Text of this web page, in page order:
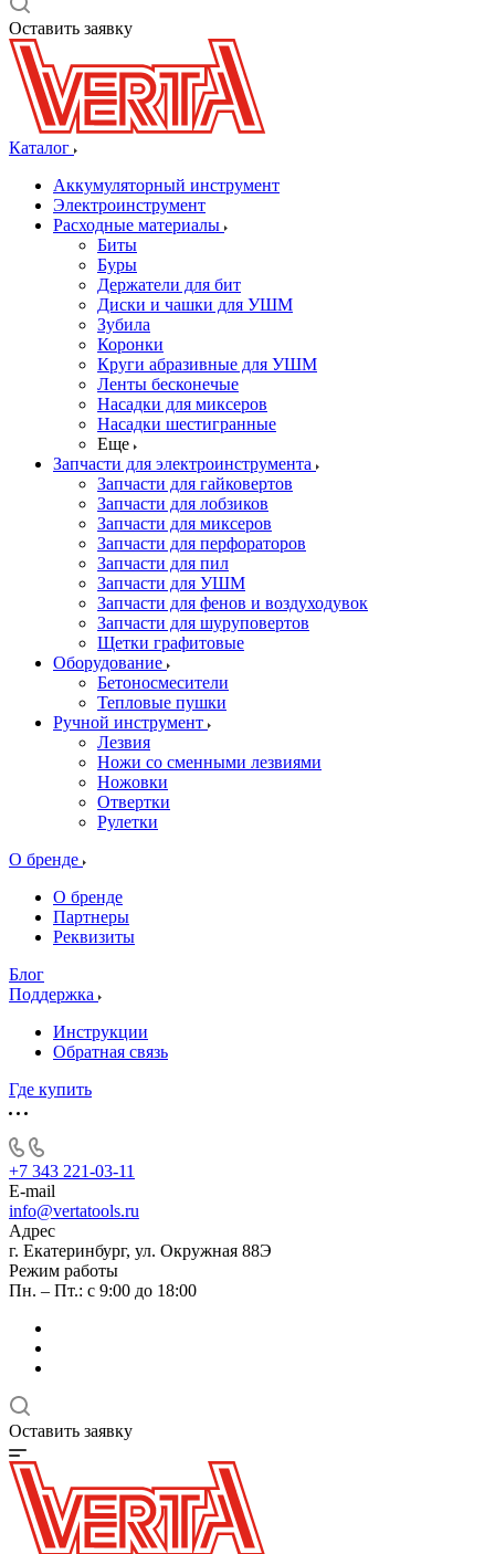
Оставить заявку
Каталог
Аккумуляторный инструмент
Электроинструмент
Расходные материалы
Биты
Буры
Держатели для бит
Диски и чашки для УШМ
Зубила
Коронки
Круги абразивные для УШМ
Ленты бесконечые
Насадки для миксеров
Насадки шестигранные
Еще
Запчасти для электроинструмента
Запчасти для гайковертов
Запчасти для лобзиков
Запчасти для миксеров
Запчасти для перфораторов
Запчасти для пил
Запчасти для УШМ
Запчасти для фенов и воздуходувок
Запчасти для шуруповертов
Щетки графитовые
Оборудование
Бетоносмесители
Тепловые пушки
Ручной инструмент
Лезвия
Ножи со сменными лезвиями
Ножовки
Отвертки
Рулетки
О бренде
О бренде
Партнеры
Реквизиты
Блог
Поддержка
Инструкции
Обратная связь
Где купить
+7 343 221-03-11
E-mail
info@vertatools.ru
Адрес
г. Екатеринбург, ул. Окружная 88Э
Режим работы
Пн. – Пт.: с 9:00 до 18:00
Оставить заявку